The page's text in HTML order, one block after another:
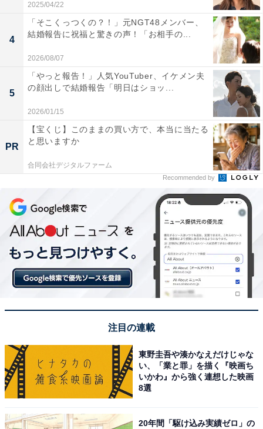
2025/04/22
4
「そこくっつくの？！」元NGT48メンバー、
結婚報告に祝福と驚きの声！「お相手の...
2026/08/07
5
「やっと報告！」人気YouTuber、イケメン夫
の顔出しで結婚報告「明日はショッ...
2026/01/15
PR
【宝くじ】このままの買い方で、本当に当たる
と思いますか
合同会社デジタルファーム
Recommended by
注目の連載
東野圭吾や湊かなえだけじゃな
い、「業と罪」を描く『映画ち
いかわ』から強く連想した映画
8選
20年間「駆け込み実績ゼロ」の